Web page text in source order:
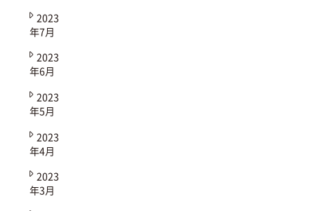
2023
年7月
2023
年6月
2023
年5月
2023
年4月
2023
年3月